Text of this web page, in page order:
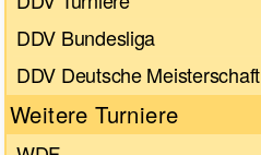
DDV Bundesliga
DDV Deutsche Meisterschaft
Weitere Turniere